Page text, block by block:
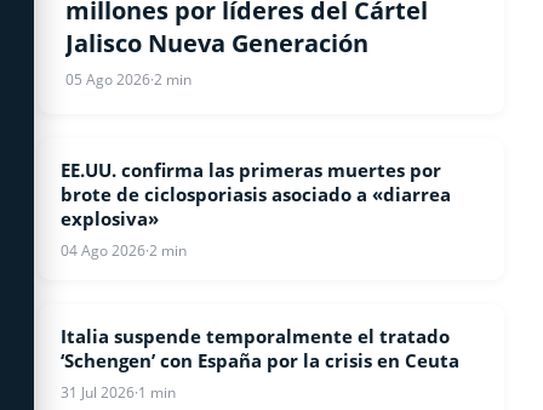
millones por líderes del Cártel
Jalisco Nueva Generación
05 Ago 2026·2 min
ESTADOS UNIDOS
EE.UU. confirma las primeras muertes por
brote de ciclosporiasis asociado a «diarrea
explosiva»
04 Ago 2026·2 min
INTERNACIONALES
Italia suspende temporalmente el tratado
‘Schengen’ con España por la crisis en Ceuta
31 Jul 2026·1 min